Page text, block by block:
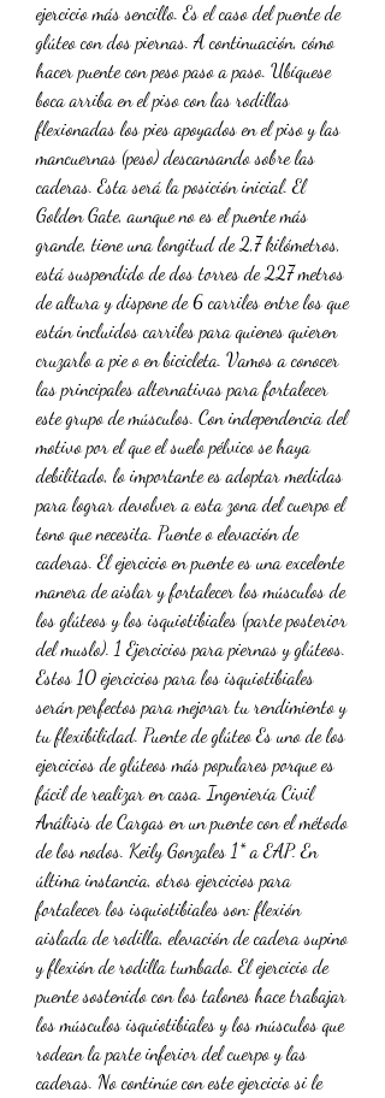
ejercicio más sencillo. Es el caso del puente de
glúteo con dos piernas. A continuación, cómo
hacer puente con peso paso a paso. Ubíquese
boca arriba en el piso con las rodillas
flexionadas los pies apoyados en el piso y las
mancuernas (peso) descansando sobre las
caderas. Esta será la posición inicial. El
Golden Gate, aunque no es el puente más
grande, tiene una longitud de 2,7 kilómetros,
está suspendido de dos torres de 227 metros
de altura y dispone de 6 carriles entre los que
están incluidos carriles para quienes quieren
cruzarlo a pie o en bicicleta. Vamos a conocer
las principales alternativas para fortalecer
este grupo de músculos. Con independencia del
motivo por el que el suelo pélvico se haya
debilitado, lo importante es adoptar medidas
para lograr devolver a esta zona del cuerpo el
tono que necesita. Puente o elevación de
caderas. El ejercicio en puente es una excelente
manera de aislar y fortalecer los músculos de
los glúteos y los isquiotibiales (parte posterior
del muslo). 1 Ejercicios para piernas y glúteos.
Estos 10 ejercicios para los isquiotibiales
serán perfectos para mejorar tu rendimiento y
tu flexibilidad. Puente de glúteo Es uno de los
ejercicios de glúteos más populares porque es
fácil de realizar en casa. Ingeniería Civil
Análisis de Cargas en un puente con el método
de los nodos. Keily Gonzales 1* a EAP. En
última instancia, otros ejercicios para
fortalecer los isquiotibiales son: flexión
aislada de rodilla, elevación de cadera supino
y flexión de rodilla tumbado. El ejercicio de
puente sostenido con los talones hace trabajar
los músculos isquiotibiales y los músculos que
rodean la parte inferior del cuerpo y las
caderas. No continúe con este ejercicio si le